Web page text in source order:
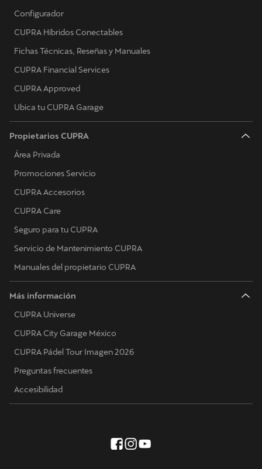
Configurador
CUPRA Híbridos Conectables
Fichas Técnicas, Reseñas y Manuales
CUPRA Financial Services
CUPRA Approved
Ubica tu CUPRA Garage
Propietarios CUPRA
Área Privada
Promociones Servicio
CUPRA Accesorios
CUPRA Care
Seguro para tu CUPRA
Servicio de Mantenimiento CUPRA
Manuales del propietario CUPRA
Más información
CUPRA Universe
CUPRA City Garage México
CUPRA Pádel Tour Imagen 2026
Preguntas frecuentes
Accesibilidad